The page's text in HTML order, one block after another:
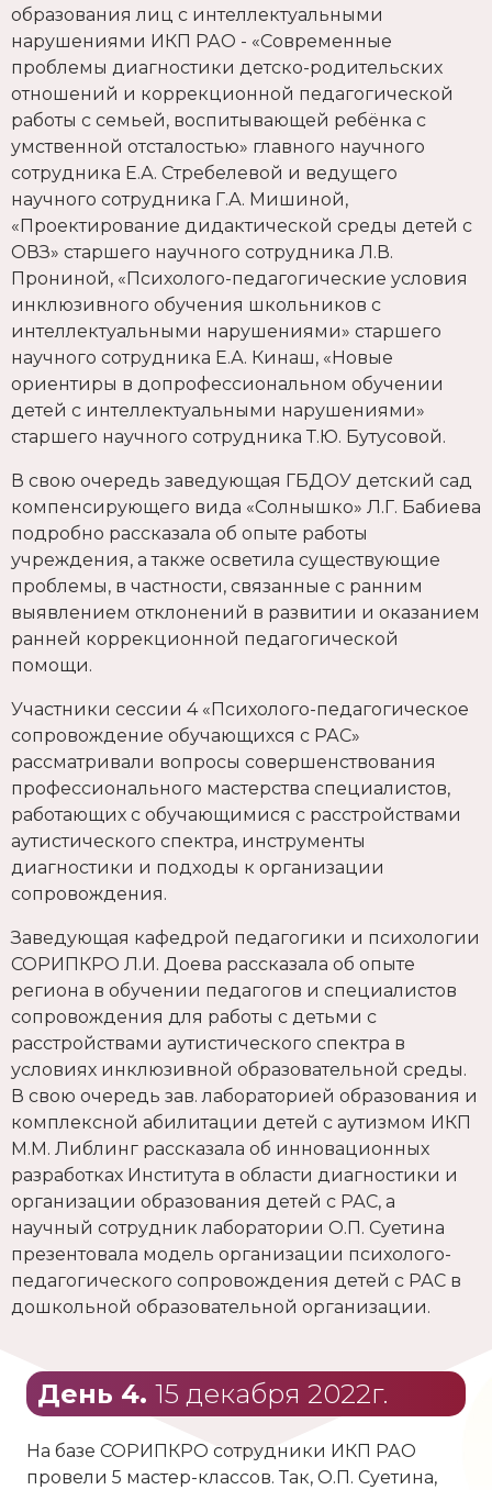
образования лиц с интеллектуальными
нарушениями ИКП РАО - «Современные
проблемы диагностики детско-родительских
отношений и коррекционной педагогической
работы с семьей, воспитывающей ребёнка с
умственной отсталостью» главного научного
сотрудника Е.А. Стребелевой и ведущего
научного сотрудника Г.А. Мишиной,
«Проектирование дидактической среды детей с
ОВЗ» старшего научного сотрудника Л.В.
Прониной, «Психолого-педагогические условия
инклюзивного обучения школьников с
интеллектуальными нарушениями» старшего
научного сотрудника Е.А. Кинаш, «Новые
ориентиры в допрофессиональном обучении
детей с интеллектуальными нарушениями»
старшего научного сотрудника Т.Ю. Бутусовой.
В свою очередь заведующая ГБДОУ детский сад
компенсирующего вида «Солнышко» Л.Г. Бабиева
подробно рассказала об опыте работы
учреждения, а также осветила существующие
проблемы, в частности, связанные с ранним
выявлением отклонений в развитии и оказанием
ранней коррекционной педагогической
помощи.
Участники сессии 4 «Психолого-педагогическое
сопровождение обучающихся с РАС»
рассматривали вопросы совершенствования
профессионального мастерства специалистов,
работающих с обучающимися с расстройствами
аутистического спектра, инструменты
диагностики и подходы к организации
сопровождения.
Заведующая кафедрой педагогики и психологии
СОРИПКРО Л.И. Доева рассказала об опыте
региона в обучении педагогов и специалистов
сопровождения для работы с детьми с
расстройствами аутистического спектра в
условиях инклюзивной образовательной среды.
В свою очередь зав. лабораторией образования и
комплексной абилитации детей с аутизмом ИКП
М.М. Либлинг рассказала об инновационных
разработках Института в области диагностики и
организации образования детей с РАС, а
научный сотрудник лаборатории О.П. Суетина
презентовала модель организации психолого-
педагогического сопровождения детей с РАС в
дошкольной образовательной организации.
День 4. 15 декабря 2022г.
На базе СОРИПКРО сотрудники ИКП РАО
провели 5 мастер-классов. Так, О.П. Суетина,